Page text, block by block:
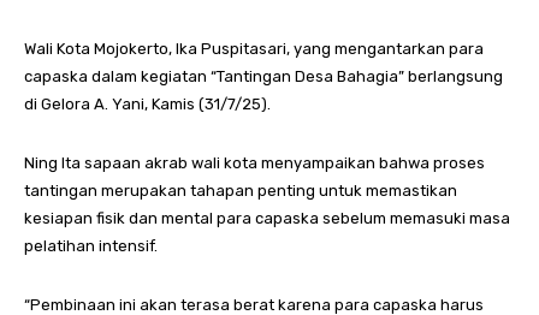
Wali Kota Mojokerto, Ika Puspitasari, yang mengantarkan para
capaska dalam kegiatan “Tantingan Desa Bahagia” berlangsung
di Gelora A. Yani, Kamis (31/7/25).
Ning Ita sapaan akrab wali kota menyampaikan bahwa proses
tantingan merupakan tahapan penting untuk memastikan
kesiapan fisik dan mental para capaska sebelum memasuki masa
pelatihan intensif.
“Pembinaan ini akan terasa berat karena para capaska harus